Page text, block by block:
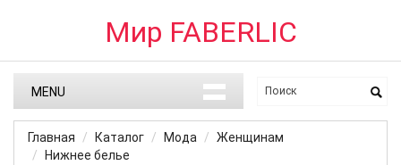
Мир FABERLIC
MENU
Главная Каталог Мода
Женщинам
Нижнее белье